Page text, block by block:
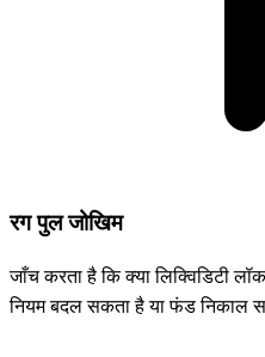
रग पुल जोखिम
जाँच करता है कि क्या लिक्विडिटी
नियम बदल सकता है या फंड निकाल